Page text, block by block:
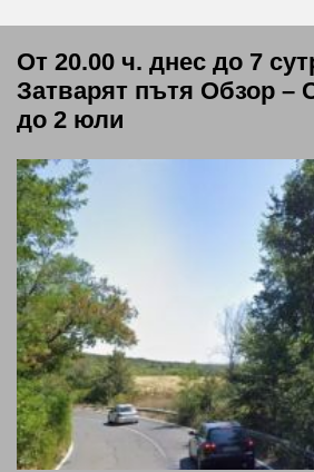
От 20.00 ч. днес до 7
Затварят пътя Обзор –
до 2 юли